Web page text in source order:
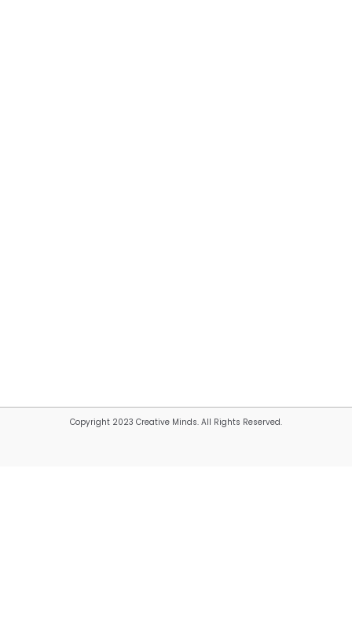
Copyright 2023 Creative Minds. All Rights Reserved.